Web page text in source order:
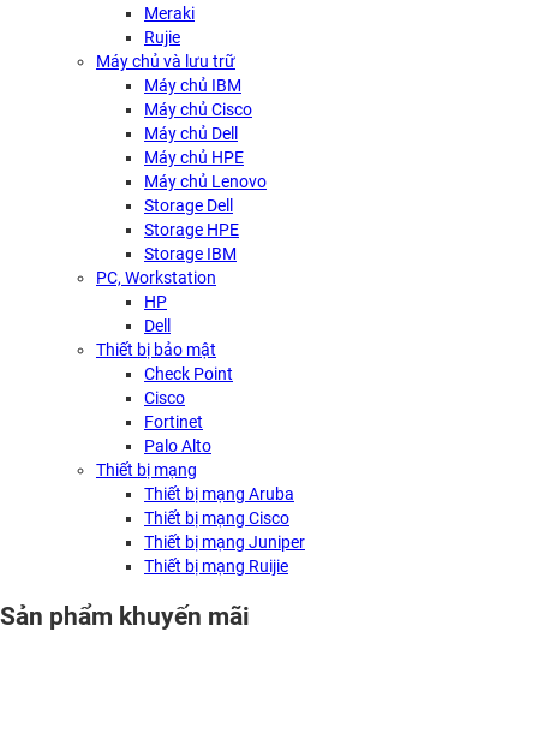
Meraki
Rujie
Máy chủ và lưu trữ
Máy chủ IBM
Máy chủ Cisco
Máy chủ Dell
Máy chủ HPE
Máy chủ Lenovo
Storage Dell
Storage HPE
Storage IBM
PC, Workstation
HP
Dell
Thiết bị bảo mật
Check Point
Cisco
Fortinet
Palo Alto
Thiết bị mạng
Thiết bị mạng Aruba
Thiết bị mạng Cisco
Thiết bị mạng Juniper
Thiết bị mạng Ruijie
Sản phẩm khuyến mãi